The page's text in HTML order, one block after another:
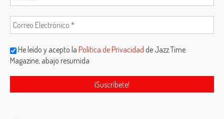
He leído y acepto laPolítica de Privacidad de Jazz Time
Magazine, abajo resumida